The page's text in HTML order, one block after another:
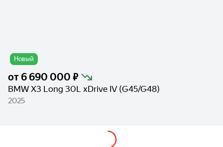
Новый
от6 690 000 ₽
BMW X3 Long 30L xDrive IV (G45/G48)
2025